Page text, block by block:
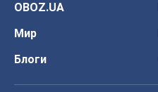
OBOZ.UA
Мир
Блоги